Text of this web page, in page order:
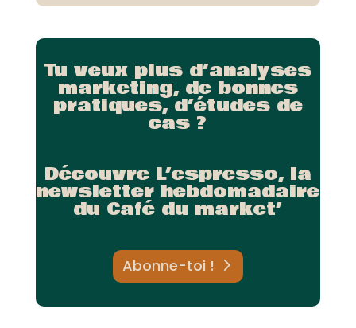
Tu veux plus d’analyses
marketing, de bonnes
pratiques, d’études de
cas ?
Découvre L’espresso, la
newsletter hebdomadaire
du Café du market’
Abonne-toi !